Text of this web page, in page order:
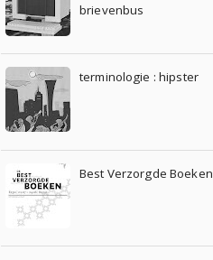
brievenbus
terminologie : hipster
Best Verzorgde Boeken